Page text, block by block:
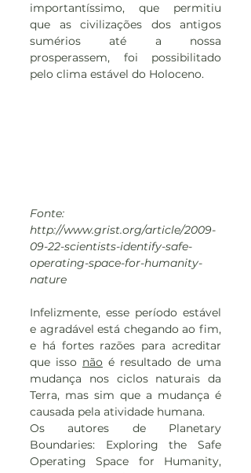
importantíssimo, que permitiu
que as civilizações dos antigos
sumérios até a nossa
prosperassem, foi possibilitado
pelo clima estável do Holoceno.
Fonte:
http://www.grist.org/article/2009-
09-22-scientists-identify-safe-
operating-space-for-humanity-
nature
Infelizmente, esse período estável
e agradável está chegando ao fim,
e há fortes razões para acreditar
que isso não é resultado de uma
mudança nos ciclos naturais da
Terra, mas sim que a mudança é
causada pela atividade humana.
Os autores de Planetary
Boundaries: Exploring the Safe
Operating Space for Humanity,